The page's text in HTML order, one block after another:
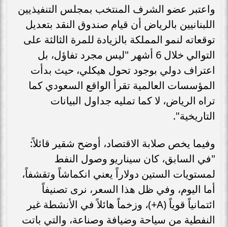
واعتبر عضو الشرف المنتخب بمجلس التنفيذيين
اللبنانيين بالرياض أن قيام صندوق النقد بتعديل
توقعاته لنمو المملكة بالزيادة للمرة الثالثة على
التوالي خلال 6 أشهر "ليس مجرد تفاؤل، بل
اعتراف دولي بوجود تحول هيكلي، حيث بدأت
المؤسسات العالمية تقرأ الواقع السعودي كما
تراه الرياض، لا كما تمليه جداول البيانات
التاريخية".
وفيما يخص صلابة الاقتصاد، أوضح شقير قائلاً:
"في السابق، كان سيناريو وصول النفط
لمستويات الستين دولاراً يعني انكماشاً وتقشفاً،
أما اليوم، وفي ظل هذا السعر، نرى تصنيفاً
ائتمانياً قوياً (A+)، وزخماً هائلاً في الأنشطة غير
النفطية من سياحة وضيافة وصناعة، والتي باتت